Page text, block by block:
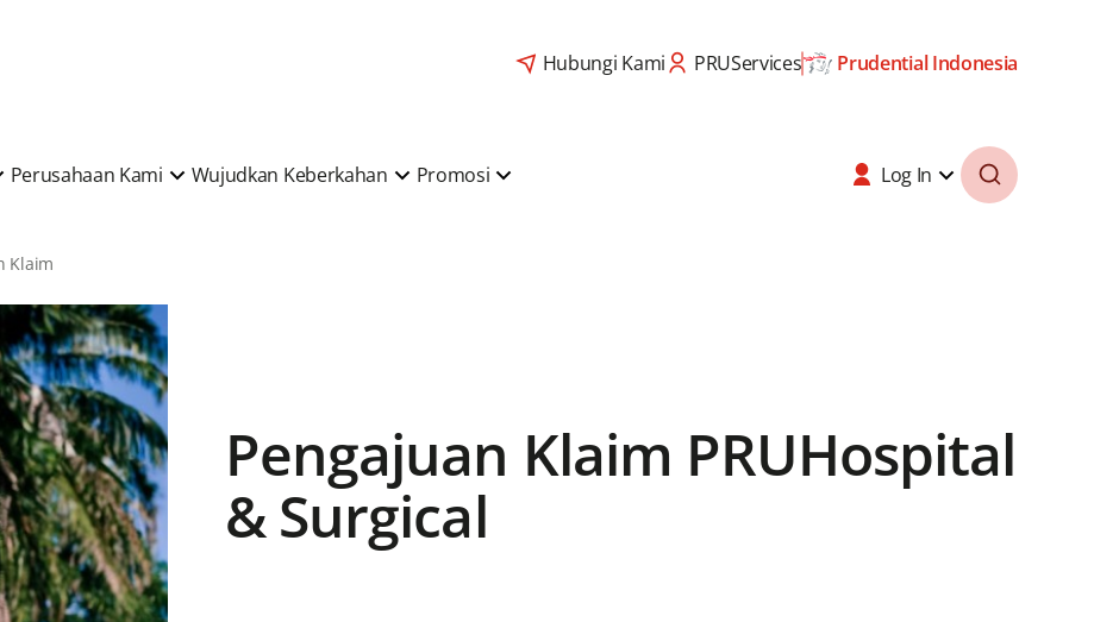
Hubungi Kami PRUServices Prudential Indonesia
Perusahaan Kami Wujudkan Keberkahan Promosi Log In
Klaim
Pengajuan Klaim PRUHospital
& Surgical